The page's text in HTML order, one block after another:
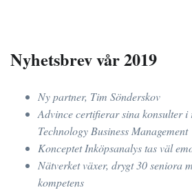
Nyhetsbrev vår 2019
Ny partner, Tim Sönderskov
Advince certifierar sina konsulter
Technology Business Management
Konceptet Inköpsanalys tas väl
Nätverket växer, drygt 30 seniora
kompetens